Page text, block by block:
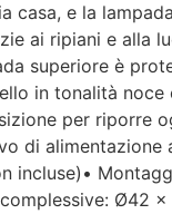
un'azienda che
un
efficiente.
solo in
limitate e, nel
del post-
e poco
e la
ai ripiani e alla
superiore è
in tonalità
per riporre
di
incluse)•
Ø42